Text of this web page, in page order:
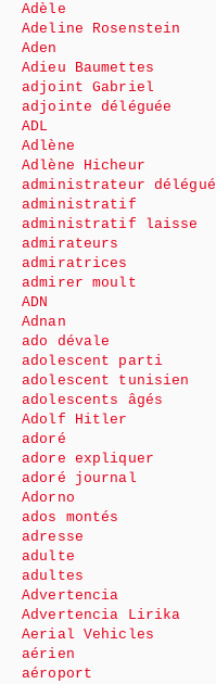
Adèle
Adeline Rosenstein
Aden
Adieu Baumettes
adjoint Gabriel
adjointe déléguée
ADL
Adlène
Adlène Hicheur
administrateur délégué
administratif
administratif laisse
admirateurs
admiratrices
admirer moult
ADN
Adnan
ado dévale
adolescent parti
adolescent tunisien
adolescents âgés
Adolf Hitler
adoré
adore expliquer
adoré journal
Adorno
ados montés
adresse
adulte
adultes
Advertencia
Advertencia Lirika
Aerial Vehicles
aérien
aéroport